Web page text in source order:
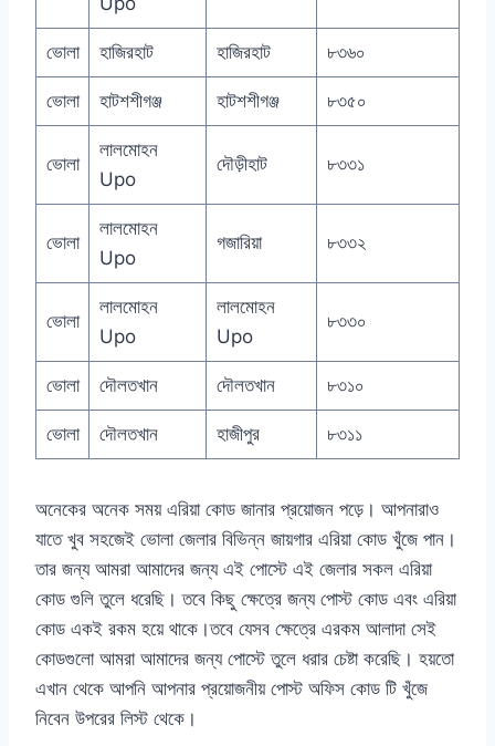
ভোলা হাজিরহাট হাজিরহাট ৮৩৬০
ভোলা হাটশশীগঞ্জ হাটশশীগঞ্জ ৮৩৫০
ভোলা
লালমোহন
Upo
দৌড়ীহাট ৮৩৩১
ভোলা
লালমোহন
Upo
গজারিয়া ৮৩৩২
ভোলা
লালমোহন
Upo
লালমোহন
Upo
৮৩৩০
ভোলা দৌলতখান দৌলতখান ৮৩১০
ভোলা দৌলতখান হাজীপুর ৮৩১১
অনেকের অনেক সময় এরিয়া কোড জানার প্রয়োজন পড়ে। আপনারাও
যাতে খুব সহজেই ভোলা জেলার বিভিন্ন জায়গার এরিয়া কোড খুঁজে পান।
তার জন্য আমরা আমাদের জন্য এই পোস্টে এই জেলার সকল এরিয়া
কোড গুলি তুলে ধরেছি। তবে কিছু ক্ষেত্রে জন্য পোস্ট কোড এবং এরিয়া
কোড একই রকম হয়ে থাকে।তবে যেসব ক্ষেত্রে এরকম আলাদা সেই
কোডগুলো আমরা আমাদের জন্য পোস্টে তুলে ধরার চেষ্টা করেছি। হয়তো
এখান থেকে আপনি আপনার প্রয়োজনীয় পোস্ট অফিস কোড টি খুঁজে
নিবেন উপরের লিস্ট থেকে।